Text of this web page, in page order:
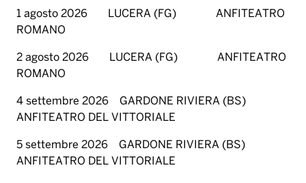
1 agosto 2026 LUCERA (FG) ANFITEATRO
ROMANO
2 agosto 2026 LUCERA (FG) ANFITEATRO
ROMANO
4 settembre 2026 GARDONE RIVIERA (BS)
ANFITEATRO DEL VITTORIALE
5 settembre 2026 GARDONE RIVIERA (BS)
ANFITEATRO DEL VITTORIALE